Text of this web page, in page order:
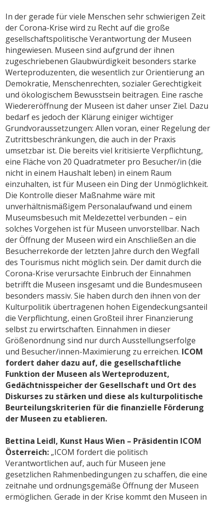
In der gerade für viele Menschen sehr schwierigen Zeit
der Corona-Krise wird zu Recht auf die große
gesellschaftspolitische Verantwortung der Museen
hingewiesen. Museen sind aufgrund der ihnen
zugeschriebenen Glaubwürdigkeit besonders starke
Werteproduzenten, die wesentlich zur Orientierung an
Demokratie, Menschenrechten, sozialer Gerechtigkeit
und ökologischem Bewusstsein beitragen. Eine rasche
Wiedereröffnung der Museen ist daher unser Ziel. Dazu
bedarf es jedoch der Klärung einiger wichtiger
Grundvoraussetzungen: Allen voran, einer Regelung der
Zutrittsbeschränkungen, die auch in der Praxis
umsetzbar ist. Die bereits viel kritisierte Verpflichtung,
eine Fläche von 20 Quadratmeter pro Besucher/in (die
nicht in einem Haushalt leben) in einem Raum
einzuhalten, ist für Museen ein Ding der Unmöglichkeit.
Die Kontrolle dieser Maßnahme wäre mit
unverhältnismäßigem Personalaufwand und einem
Museumsbesuch mit Meldezettel verbunden – ein
solches Vorgehen ist für Museen unvorstellbar. Nach
der Öffnung der Museen wird ein Anschließen an die
Besucherrekorde der letzten Jahre durch den Wegfall
des Tourismus nicht möglich sein. Der damit durch die
Corona-Krise verursachte Einbruch der Einnahmen
betrifft die Museen insgesamt und die Bundesmuseen
besonders massiv. Sie haben durch den ihnen von der
Kulturpolitik übertragenen hohen Eigendeckungsanteil
die Verpflichtung, einen Großteil ihrer Finanzierung
selbst zu erwirtschaften. Einnahmen in dieser
Größenordnung sind nur durch Ausstellungserfolge
und Besucher/innen-Maximierung zu erreichen. ICOM
fordert daher dazu auf, die gesellschaftliche
Funktion der Museen als Werteproduzent,
Gedächtnisspeicher der Gesellschaft und Ort des
Diskurses zu stärken und diese als kulturpolitische
Beurteilungskriterien für die finanzielle Förderung
der Museen zu etablieren.
Bettina Leidl, Kunst Haus Wien – Präsidentin ICOM
Österreich: „ICOM fordert die politisch
Verantwortlichen auf, auch für Museen jene
gesetzlichen Rahmenbedingungen zu schaffen, die eine
zeitnahe und ordnungsgemäße Öffnung der Museen
ermöglichen. Gerade in der Krise kommt den Museen in